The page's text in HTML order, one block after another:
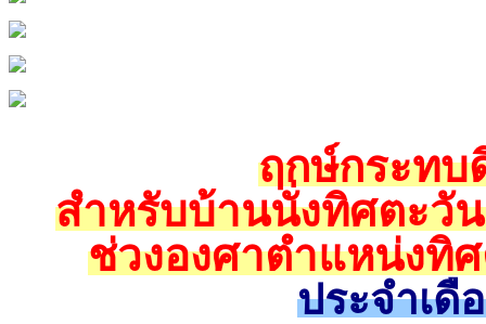
ฤกษ์กระทบ
สำหรับบ้านนั่งทิศตะวั
ช่วงองศาตำแหน่งทิศ
ประจำเดื